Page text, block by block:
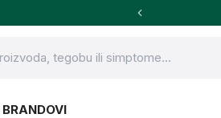
BRANDOVI